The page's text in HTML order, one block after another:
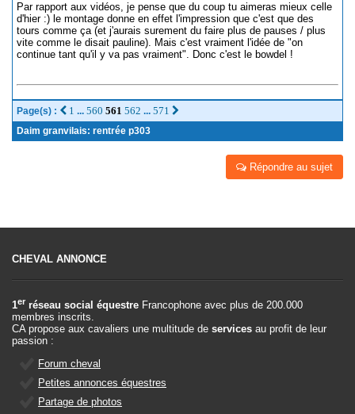
Par rapport aux vidéos, je pense que du coup tu aimeras mieux celle
d'hier :) le montage donne en effet l'impression que c'est que des
tours comme ça (et j'aurais surement du faire plus de pauses / plus
vite comme le disait pauline). Mais c'est vraiment l'idée de "on
continue tant qu'il y va pas vraiment". Donc c'est le bowdel !
Page(s) : 1 ... 560 561 562 ... 571
Daim granvilais: rentrée p303
Répondre au sujet
CHEVAL ANNONCE
1er réseau social équestre Francophone avec plus de 200.000
membres inscrits.
CA propose aux cavaliers une multitude de services au profit de leur
passion :
Forum cheval
Petites annonces équestres
Partage de photos